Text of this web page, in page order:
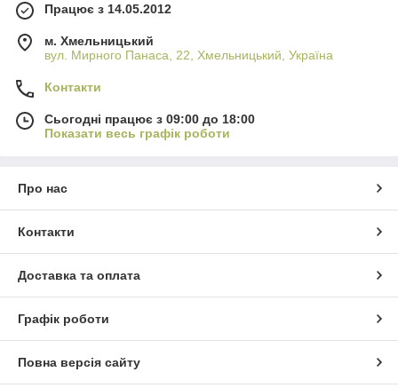
Працює з 14.05.2012
м. Хмельницький
вул. Мирного Панаса, 22, Хмельницький, Україна
Контакти
Сьогодні працює з 09:00 до 18:00
Показати весь графік роботи
Про нас
Контакти
Доставка та оплата
Графік роботи
Повна версія сайту